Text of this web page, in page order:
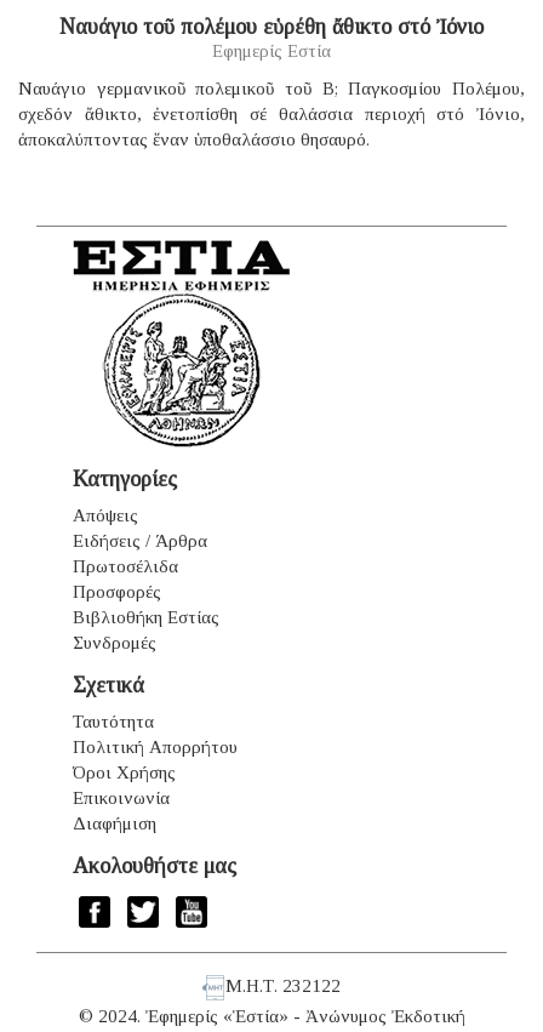
Ναυάγιο τοῦ πολέμου εὑρέθη ἄθικτο στό Ἰόνιο
Εφημερίς Εστία
Ναυάγιο γερμανικοῦ πολεμικοῦ τοῦ B; Παγκοσμίου Πολέμου,
σχεδόν ἄθικτο, ἐνετοπίσθη σέ θαλάσσια περιοχή στό Ἰόνιο,
ἀποκαλύπτοντας ἕναν ὑποθαλάσσιο θησαυρό.
Κατηγορίες
Απόψεις
Ειδήσεις / Άρθρα
Πρωτοσέλιδα
Προσφορές
Βιβλιοθήκη Εστίας
Συνδρομές
Σχετικά
Ταυτότητα
Πολιτική Απορρήτου
Όροι Χρήσης
Επικοινωνία
Διαφήμιση
Ακολουθήστε μας
Μ.Η.Τ. 232122
© 2024. Ἐφημερίς «Ἑστία» - Ἀνώνυμος Ἐκδοτική